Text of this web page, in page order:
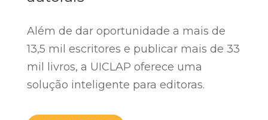
Além de dar oportunidade a mais de
13,5 mil escritores e publicar mais de 33
mil livros, a UICLAP oferece uma
solução inteligente para editoras.